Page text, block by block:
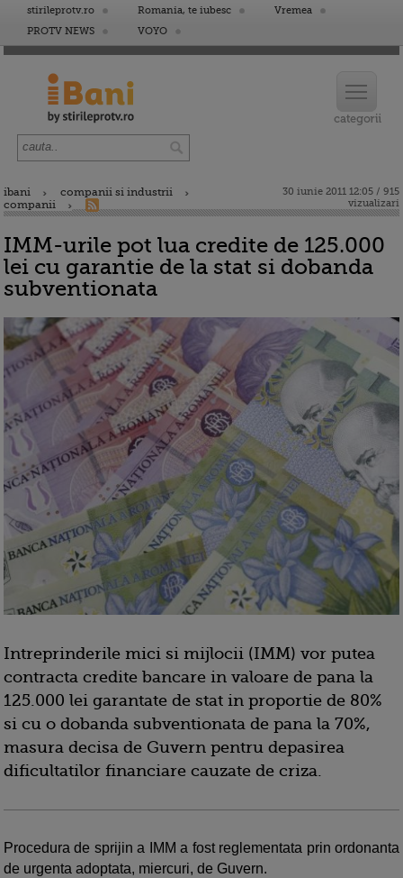
stirileprotv.ro Romania, te iubesc
Vremea
PROTV NEWS
VOYO
ibani
companii si industrii
companii
30 iunie 2011 12:05 / 915
vizualizari
IMM-urile pot lua credite de 125.000
lei cu garantie de la stat si dobanda
subventionata
Intreprinderile mici si mijlocii (IMM) vor putea
contracta credite bancare in valoare de pana la
125.000 lei garantate de stat in proportie de 80%
si cu o dobanda subventionata de pana la 70%,
masura decisa de Guvern pentru depasirea
dificultatilor financiare cauzate de criza.
Procedura de sprijin a IMM a fost reglementata prin ordonanta
de urgenta adoptata, miercuri, de Guvern.